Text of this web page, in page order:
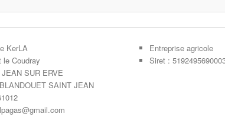
KerLA
le Coudray
SUR ERVE
SAINT JEAN
Entreprise agricole
Siret :